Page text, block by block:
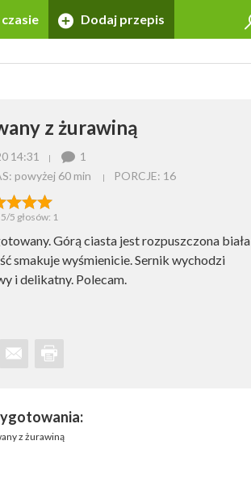
Dodaj przepis
z żurawiną
14:31
1
powyżej 60 min PORCJE: 16
5/5 głosów: 1
Górą ciasta jest rozpuszczona biała
smakuje wyśmienicie. Sernik wychodzi
i delikatny. Polecam.
z żurawiną